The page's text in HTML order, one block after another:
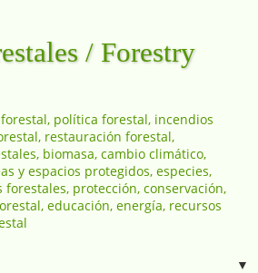
/ Forestry
política forestal, incendios
restauración forestal,
biomasa, cambio climático,
y espacios protegidos, especies,
protección, conservación,
educación, energía, recursos
▼